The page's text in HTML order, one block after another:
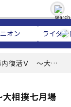
オン ライタ
内復活Ｖ ～大相
相撲七月場